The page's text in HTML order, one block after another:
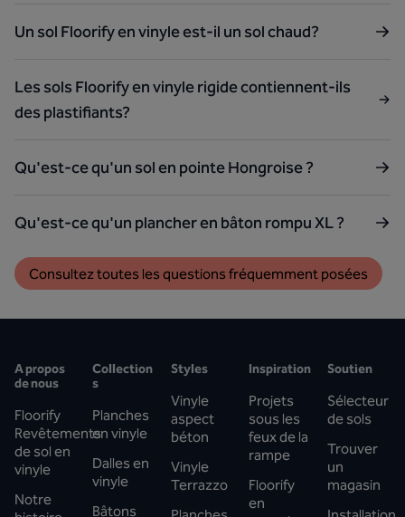
Un sol Floorify en vinyle est-il un sol chaud?
Les sols Floorify en vinyle rigide contiennent-ils
des plastifiants?
Qu'est-ce qu'un sol en pointe Hongroise ?
Qu'est-ce qu'un plancher en bâton rompu XL ?
Consultez toutes les questions fréquemment posées
A propos
de nous
Floorify
Revêtements
de sol en
vinyle
Notre
Collection
s
Planches
en vinyle
Dalles en
vinyle
Bâtons
Styles
Vinyle
aspect
béton
Vinyle
Terrazzo
Inspiration
Projets
sous les
feux de la
rampe
Floorify
en
Soutien
Sélecteur
de sols
Trouver
un
magasin